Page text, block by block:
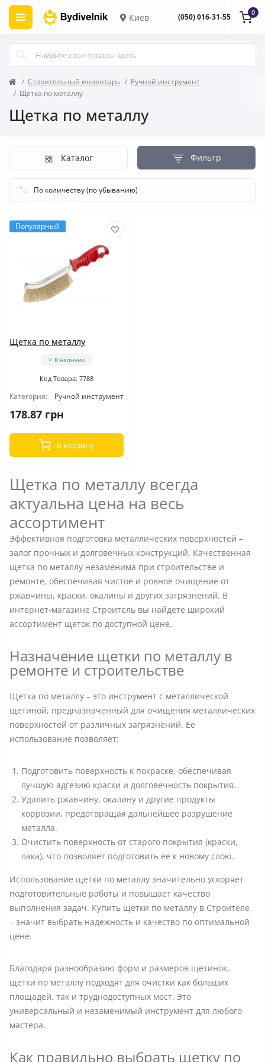
Киев (050) 016-31-55 0
Строительный инвентарь
Ручной инструмент
Щетка по металлу
Щетка по металлу
Фильтр
Каталог
Популярный
Щетка по металлу
В наличии
Код Товара: 7788
Категория: Ручной инструмент
178.87 грн
В корзину
Щетка по металлу всегда
актуальна цена на весь
ассортимент
Эффективная подготовка металлических поверхностей –
залог прочных и долговечных конструкций. Качественная
щетка по металлу незаменима при строительстве и
ремонте, обеспечивая чистое и ровное очищение от
ржавчины, краски, окалины и других загрязнений. В
интернет-магазине Строитель вы найдете широкий
ассортимент щеток по доступной цене.
Назначение щетки по металлу в
ремонте и строительстве
Щетка по металлу – это инструмент с металлической
щетиной, предназначенный для очищения металлических
поверхностей от различных загрязнений. Ее
использование позволяет:
Подготовить поверхность к покраске, обеспечивая
лучшую адгезию краски и долговечность покрытия.
Удалить ржавчину, окалину и другие продукты
коррозии, предотвращая дальнейшее разрушение
металла.
Очистить поверхность от старого покрытия (краски,
лака), что позволяет подготовить ее к новому слою.
Использование щетки по металлу значительно ускоряет
подготовительные работы и повышает качество
выполнения задач. Купить щетки по металлу в Строителе
– значит выбрать надежность и качество по оптимальной
цене.
Благодаря разнообразию форм и размеров щетинок,
щетки по металлу подходят для очистки как больших
площадей, так и труднодоступных мест. Это
универсальный и незаменимый инструмент для любого
мастера.
Как правильно выбрать щетку по